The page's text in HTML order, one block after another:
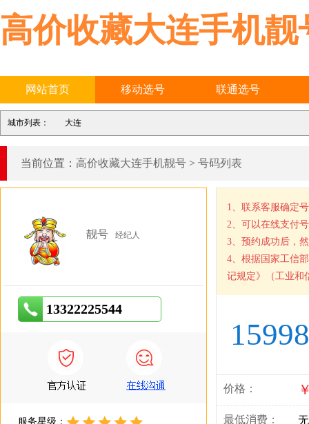
高价收藏大连手机靓
网站首页 移动选号 联通选号
城市列表： 大连
当前位置： 高价收藏大连手机靓号 > 号码列表
1、联系客服确定
2、可以在线支付
3、预约成功后，
4、根据国家工信
记规定》（工业和
价格：
最低消费：
靓号 经纪人
13322225544
服务星级：